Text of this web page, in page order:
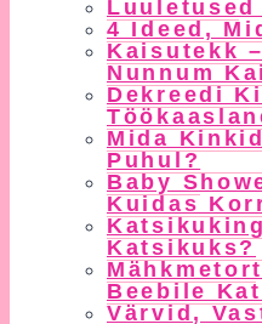
Luuletused
4 Ideed,
Kaisutekk
Nunnum
Dekreedi
Mida
Puhul?
Baby
Kuidas
Katsikuks?
Beebile
Värvid,